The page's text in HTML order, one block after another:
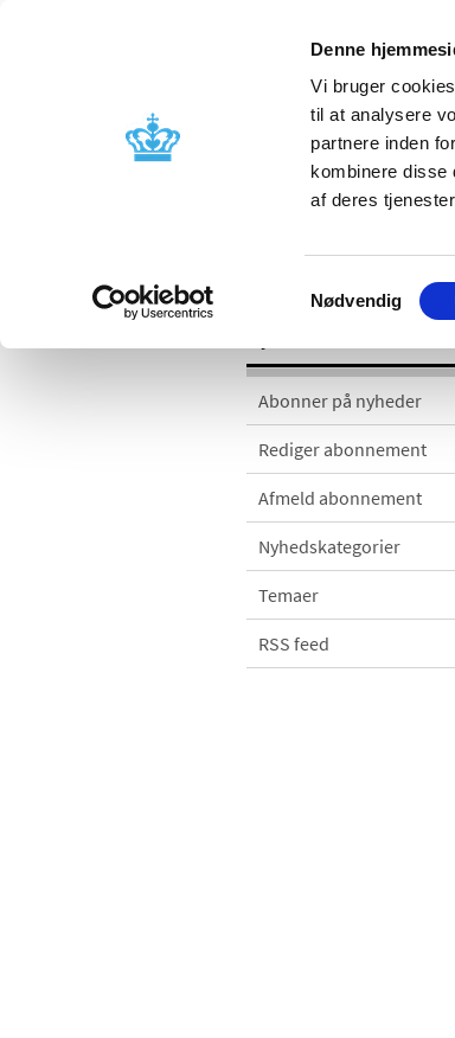
Denne
Vi bruger
til at analysere
partnere inden
kombinere disse
af deres
Samtykkevalg
Nødvendig
Godkendelse og
Abonner på nyheder
Rediger abonnement
Afmeld abonnement
Nyhedskategorier
Temaer
RSS feed